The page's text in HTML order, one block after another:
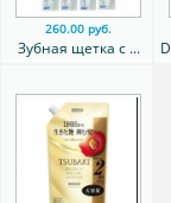
260.00 руб.
Зубная щетка с ...